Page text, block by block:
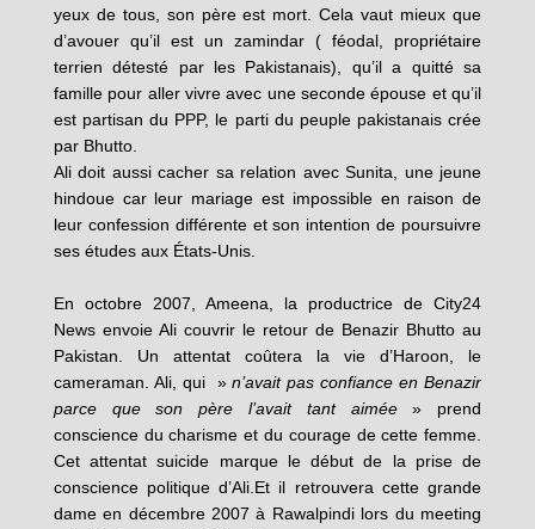
yeux de tous, son père est mort. Cela vaut mieux que
d’avouer qu’il est un zamindar ( féodal, propriétaire
terrien détesté par les Pakistanais), qu’il a quitté sa
famille pour aller vivre avec une seconde épouse et qu’il
est partisan du PPP, le parti du peuple pakistanais crée
par Bhutto.
Ali doit aussi cacher sa relation avec Sunita, une jeune
hindoue car leur mariage est impossible en raison de
leur confession différente et son intention de poursuivre
ses études aux États-Unis.
En octobre 2007, Ameena, la productrice de City24
News envoie Ali couvrir le retour de Benazir Bhutto au
Pakistan. Un attentat coûtera la vie d’Haroon, le
cameraman. Ali, qui »n’avait pas confiance en Benazir
parce que son père l’avait tant aimée» prend
conscience du charisme et du courage de cette femme.
Cet attentat suicide marque le début de la prise de
conscience politique d’Ali.Et il retrouvera cette grande
dame en décembre 2007 à Rawalpindi lors du meeting